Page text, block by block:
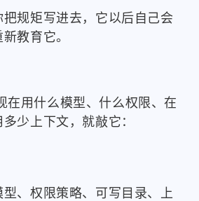
规矩写进去，它以后自己会
教育它。
在用什么模型、什么权限、在
少上下文，就敲它：
、权限策略、可写目录、上